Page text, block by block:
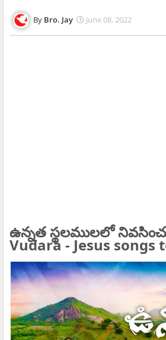
Bro. Jay June 08, 2022
ఉన్నత స్థలములలో
Vudara - Jesus songs